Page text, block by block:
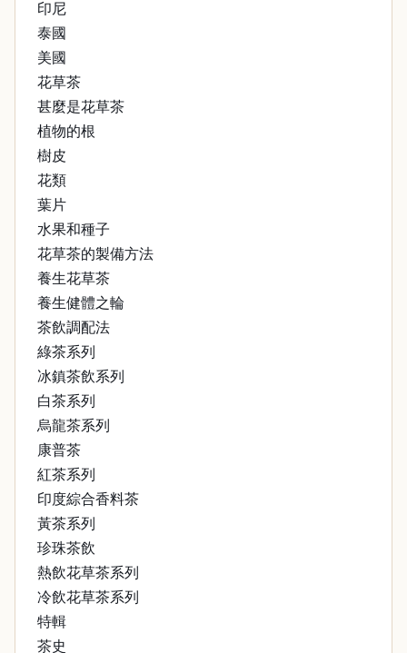
印尼
泰國
美國
花草茶
甚麼是花草茶
植物的根
樹皮
花類
葉片
水果和種子
花草茶的製備方法
養生花草茶
養生健體之輪
茶飲調配法
綠茶系列
冰鎮茶飲系列
白茶系列
烏龍茶系列
康普茶
紅茶系列
印度綜合香料茶
黃茶系列
珍珠茶飲
熱飲花草茶系列
冷飲花草茶系列
特輯
茶史